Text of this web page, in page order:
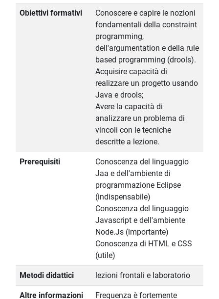
Obiettivi formativi
Conoscere e capire le nozioni
fondamentali della constraint
programming,
dell'argumentation e della rule
based programming (drools).
Acquisire capacità di
realizzare un progetto usando
Java e drools;
Avere la capacità di
analizzare un problema di
vincoli con le tecniche
descritte a lezione.
Prerequisiti
Conoscenza del linguaggio
Jaa e dell'ambiente di
programmazione Eclipse
(indispensabile)
Conoscenza del linguaggio
Javascript e dell'ambiente
Node.Js (importante)
Conoscenza di HTML e CSS
(utile)
Metodi didattici lezioni frontali e laboratorio
Altre informazioni Frequenza è fortemente